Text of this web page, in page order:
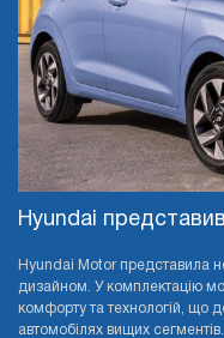
Hyundai
Hyundai Motor представила
дизайном. У комплектацію
комфорту та технологій, що
автомобілях вищих